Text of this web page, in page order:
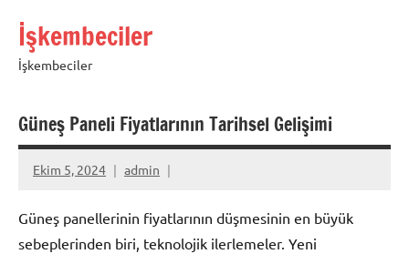
İşkembeciler
İşkembeciler
Güneş Paneli Fiyatlarının Tarihsel Gelişimi
Ekim 5, 2024 admin
Güneş panellerinin fiyatlarının düşmesinin en büyük
sebeplerinden biri, teknolojik ilerlemeler. Yeni